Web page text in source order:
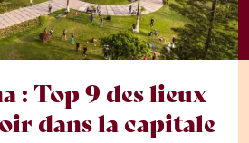
: Top 9 des lieux
dans la capitale